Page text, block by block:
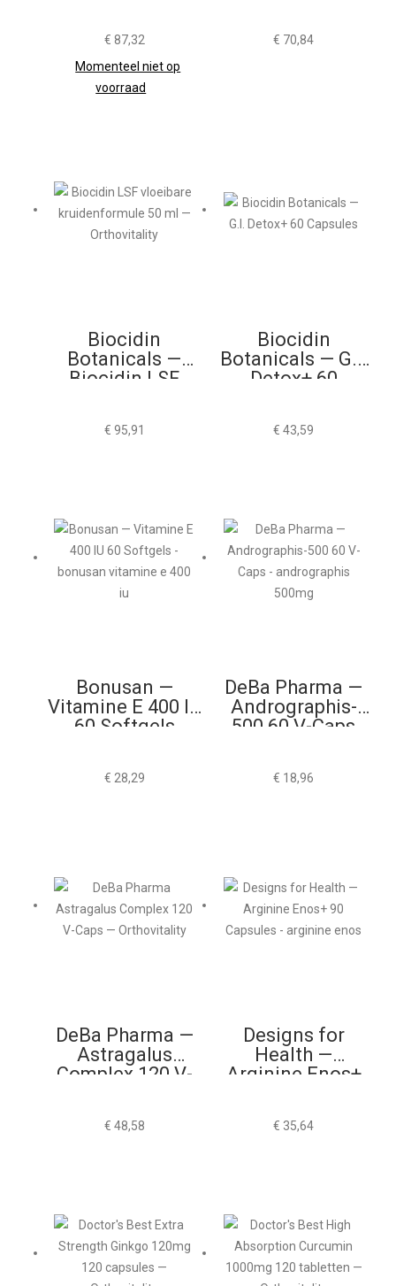
€ 87,32
Momenteel niet op
voorraad
€ 70,84
Biocidin
Botanicals —
Biocidin LSF
€ 95,91
Biocidin
Botanicals — G.I.
Detox+ 60
€ 43,59
Bonusan —
Vitamine E 400 IU
60 Softgels
€ 28,29
DeBa Pharma —
Andrographis-
500 60 V-Caps
€ 18,96
DeBa Pharma —
Astragalus
Complex 120 V-
€ 48,58
Designs for
Health —
Arginine Enos+
€ 35,64